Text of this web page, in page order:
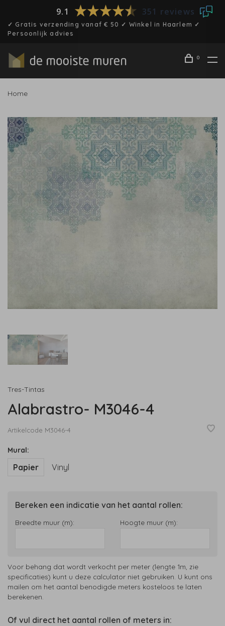
9.1 351 reviews
✓ Gratis verzending vanaf € 50 ✓ Winkel in Haarlem ✓
Persoonlijk advies
0
Home
Tres-Tintas
Alabrastro- M3046-4
Artikelcode M3046-4
Mural:
Papier Vinyl
Bereken een indicatie van het aantal rollen:
Breedte muur (m): Hoogte muur (m):
Voor behang dat wordt verkocht per meter (lengte 1m, zie
specificaties) kunt u deze calculator niet gebruiken. U kunt ons
mailen om het aantal benodigde meters kosteloos te laten
berekenen.
Of vul direct het aantal rollen of meters in: